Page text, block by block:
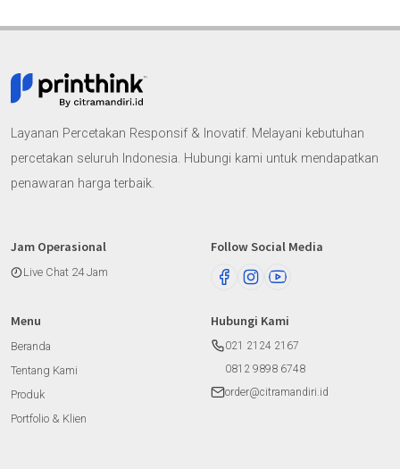
Layanan Percetakan Responsif & Inovatif. Melayani kebutuhan
percetakan seluruh Indonesia. Hubungi kami untuk mendapatkan
penawaran harga terbaik.
Jam Operasional
Live Chat 24 Jam
Follow Social Media
Menu
Beranda
Tentang Kami
Produk
Portfolio & Klien
Hubungi Kami
021 2124 2167
0812 9898 6748
order@citramandiri.id